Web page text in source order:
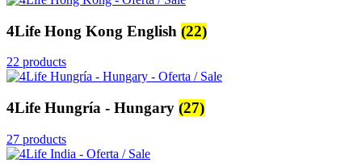
4Life Hong Kong English (22)
22 products
4Life Hungría - Hungary (27)
27 products